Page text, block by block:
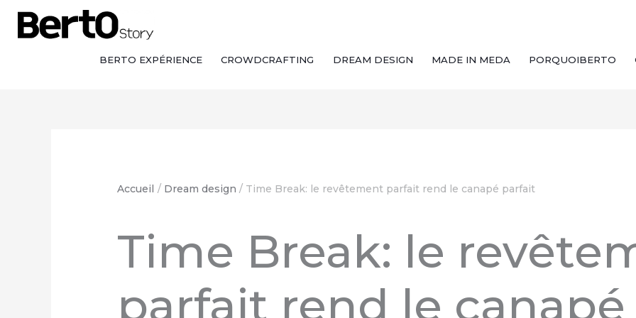
Content
contenu
BERTO EXPÉRIENCE CROWDCRAFTING DREAM DESIGN MADE IN MEDA PORQUOIBERTO
Accueil Dream design Time Break: le revêtement parfait rend le canapé parfait
Time Break: le
parfait rend le